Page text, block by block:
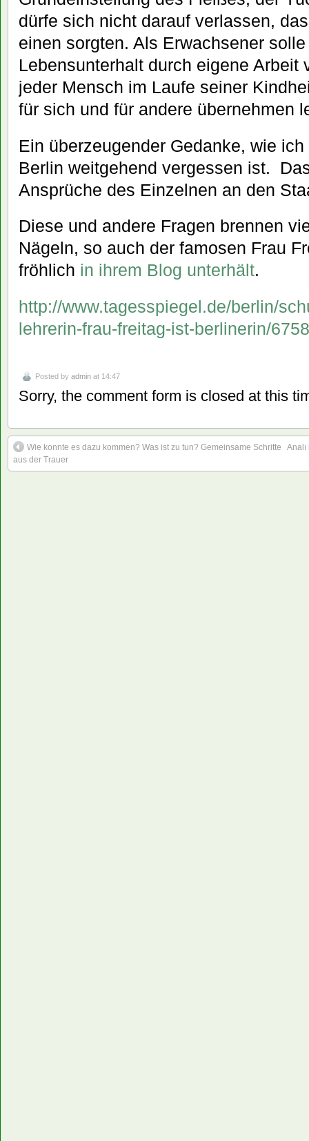
dürfe sich nicht darauf verlassen,
einen sorgten. Als Erwachsener
Lebensunterhalt durch eigene Arbeit
jeder Mensch im Laufe seiner
für sich und für andere übernehmen
Ein überzeugender Gedanke, wie
Berlin weitgehend vergessen ist.
Ansprüche des Einzelnen an den
Diese und andere Fragen brennen
Nägeln, so auch der famosen Frau
fröhlich in ihrem Blog unterhält.
http://www.tagesspiegel.de/berlin/
lehrerin-frau-freitag-ist-berlinerin/
Posted by admin at 14:47
Sorry, the comment form is closed at this
Wie konnte es dazu kommen? Was ist zu tun? Gemeinsame Schritte
aus der Trauer